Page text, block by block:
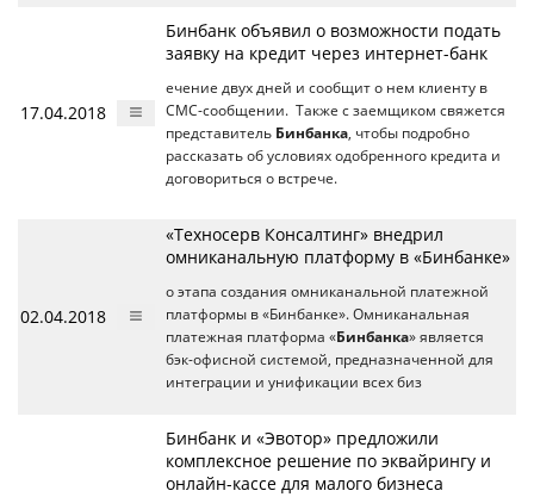
17.04.2018
Бинбанк объявил о возможности подать
заявку на кредит через интернет-банк
ечение двух дней и сообщит о нем клиенту в
СМС-сообщении. Также с заемщиком свяжется
представитель Бинбанка, чтобы подробно
рассказать об условиях одобренного кредита и
договориться о встрече.
02.04.2018
«Техносерв Консалтинг» внедрил
омниканальную платформу в «Бинбанке»
о этапа создания омниканальной платежной
платформы в «Бинбанке». Омниканальная
платежная платформа «Бинбанка» является
бэк-офисной системой, предназначенной для
интеграции и унификации всех биз
Бинбанк и «Эвотор» предложили
комплексное решение по эквайрингу и
онлайн-кассе для малого бизнеса